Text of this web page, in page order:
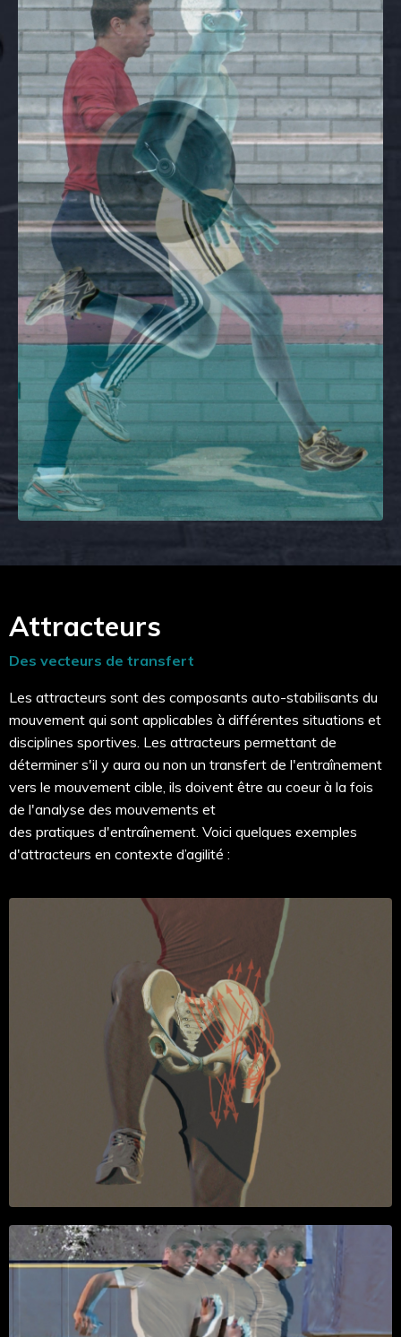
Attracteurs
Des vecteurs de transfert
Les attracteurs sont des composants auto-stabilisants du
mouvement qui sont applicables à différentes situations et
disciplines sportives. Les attracteurs permettant de
déterminer s'il y aura ou non un transfert de l'entraînement
vers le mouvement cible, ils doivent être au coeur à la fois
de l'analyse des mouvements et
des pratiques d'entraînement. Voici quelques exemples
d'attracteurs en contexte d’agilité :